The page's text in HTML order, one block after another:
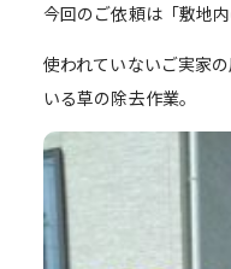
今回のご依頼は「敷地
使われていないご実家
いる草の除去作業。